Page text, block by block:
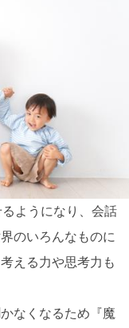
ようになり、会話
のいろんなものに
える力や思考力も
なくなるため『魔